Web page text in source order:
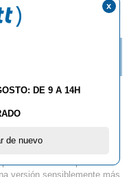
Roundell
con dos productos
versión sensiblemente más
DE 9 A 14H
de nuevo
x